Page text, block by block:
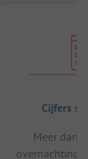
Cijfers
Meer dan